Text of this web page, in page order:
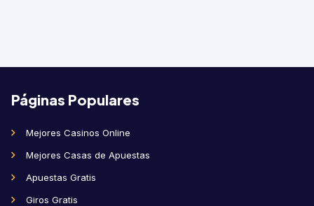
Páginas Populares
Mejores Casinos Online
Mejores Casas de Apuestas
Apuestas Gratis
Giros Gratis